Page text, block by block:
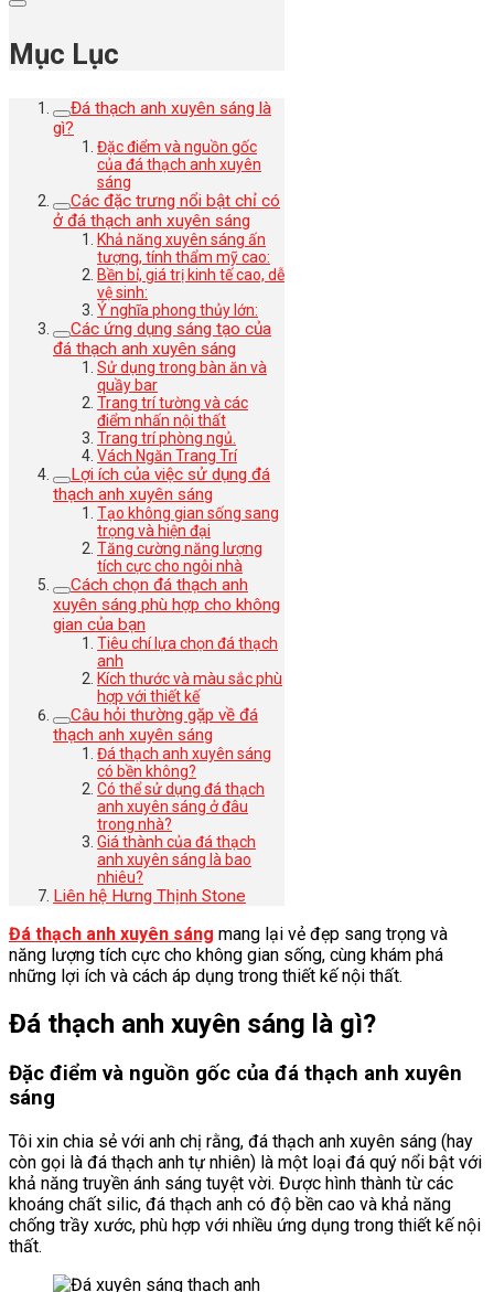
Mục Lục
Đá thạch anh xuyên sáng là
gì?
Đặc điểm và nguồn gốc
của đá thạch anh xuyên
sáng
Các đặc trưng nổi bật chỉ có
ở đá thạch anh xuyên sáng
Khả năng xuyên sáng ấn
tượng, tính thẩm mỹ cao:
Bền bỉ, giá trị kinh tế cao, dễ
vệ sinh:
Ý nghĩa phong thủy lớn:
Các ứng dụng sáng tạo của
đá thạch anh xuyên sáng
Sử dụng trong bàn ăn và
quầy bar
Trang trí tường và các
điểm nhấn nội thất
Trang trí phòng ngủ.
Vách Ngăn Trang Trí
Lợi ích của việc sử dụng đá
thạch anh xuyên sáng
Tạo không gian sống sang
trọng và hiện đại
Tăng cường năng lượng
tích cực cho ngôi nhà
Cách chọn đá thạch anh
xuyên sáng phù hợp cho không
gian của bạn
Tiêu chí lựa chọn đá thạch
anh
Kích thước và màu sắc phù
hợp với thiết kế
Câu hỏi thường gặp về đá
thạch anh xuyên sáng
Đá thạch anh xuyên sáng
có bền không?
Có thể sử dụng đá thạch
anh xuyên sáng ở đâu
trong nhà?
Giá thành của đá thạch
anh xuyên sáng là bao
nhiêu?
Liên hệ Hưng Thịnh Stone
Đá thạch anh xuyên sáng mang lại vẻ đẹp sang trọng và
năng lượng tích cực cho không gian sống, cùng khám phá
những lợi ích và cách áp dụng trong thiết kế nội thất.
Đá thạch anh xuyên sáng là gì?
Đặc điểm và nguồn gốc của đá thạch anh xuyên
sáng
Tôi xin chia sẻ với anh chị rằng, đá thạch anh xuyên sáng (hay
còn gọi là đá thạch anh tự nhiên) là một loại đá quý nổi bật với
khả năng truyền ánh sáng tuyệt vời. Được hình thành từ các
khoáng chất silic, đá thạch anh có độ bền cao và khả năng
chống trầy xước, phù hợp với nhiều ứng dụng trong thiết kế nội
thất.